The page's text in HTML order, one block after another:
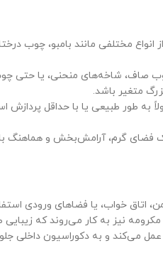
انواع مختلفی مانند بامبو،
صاف، شاخه‌های منحنی، یا حتی
متغیر باشد.
به طور طبیعی یا با حداقل
فضای گرم، آرامش‌بخش و
اتاق خواب، یا فضاهای ورودی
نیز به کار می‌روند که
عمل می‌کند و به دکوراسیون داخلی